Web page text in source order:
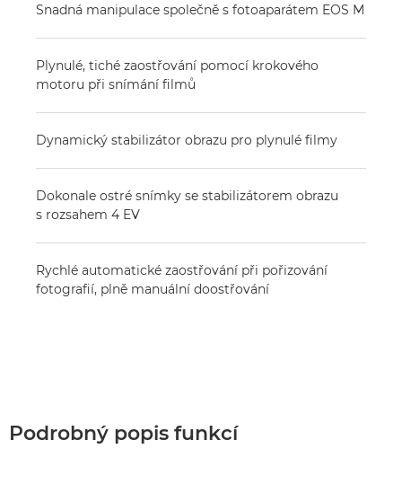
Snadná manipulace společně s fotoaparátem EOS M
Plynulé, tiché zaostřování pomocí krokového
motoru při snímání filmů
Dynamický stabilizátor obrazu pro plynulé filmy
Dokonale ostré snímky se stabilizátorem obrazu
s rozsahem 4 EV
Rychlé automatické zaostřování při pořizování
fotografií, plně manuální doostřování
Podrobný popis funkcí